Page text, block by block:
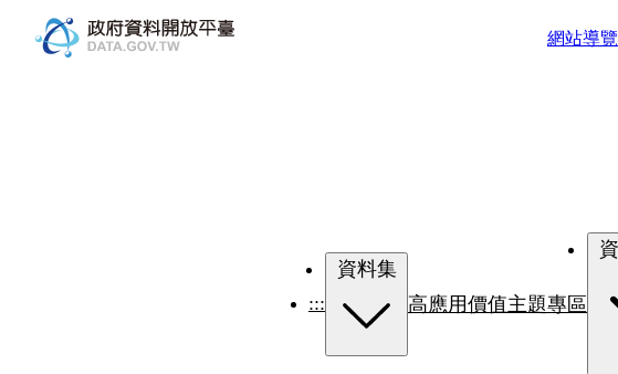
網站導覽
:::
資料集
高應用價值主題專區